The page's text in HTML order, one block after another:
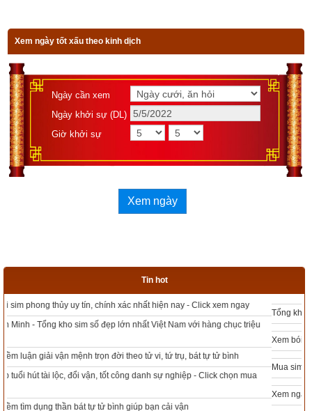
Xem ngày tốt xấu theo kinh dịch
Ngày cần xem
Ngày khởi sự (DL)
Giờ khởi sự
Xem ngày
Tin hot
Tổng kho sim phong thủy - Sim hợp tuổi - Sim hợp mệnh giá rẻ nhất thị trường
Mua sim Thần tài, Thần tài theo bạn! Giao sim miễn phí